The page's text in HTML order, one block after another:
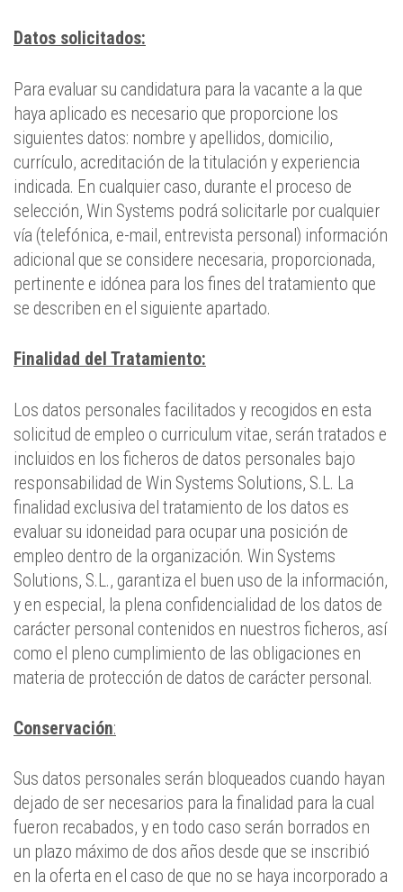
Datos solicitados:
Para evaluar su candidatura para la vacante a la que
haya aplicado es necesario que proporcione los
siguientes datos: nombre y apellidos, domicilio,
currículo, acreditación de la titulación y experiencia
indicada. En cualquier caso, durante el proceso de
selección, Win Systems podrá solicitarle por cualquier
vía (telefónica, e-mail, entrevista personal) información
adicional que se considere necesaria, proporcionada,
pertinente e idónea para los fines del tratamiento que
se describen en el siguiente apartado.
Finalidad del Tratamiento:
Los datos personales facilitados y recogidos en esta
solicitud de empleo o curriculum vitae, serán tratados e
incluidos en los ficheros de datos personales bajo
responsabilidad de Win Systems Solutions, S.L. La
finalidad exclusiva del tratamiento de los datos es
evaluar su idoneidad para ocupar una posición de
empleo dentro de la organización. Win Systems
Solutions, S.L., garantiza el buen uso de la información,
y en especial, la plena confidencialidad de los datos de
carácter personal contenidos en nuestros ficheros, así
como el pleno cumplimiento de las obligaciones en
materia de protección de datos de carácter personal.
Conservación:
Sus datos personales serán bloqueados cuando hayan
dejado de ser necesarios para la finalidad para la cual
fueron recabados, y en todo caso serán borrados en
un plazo máximo de dos años desde que se inscribió
en la oferta en el caso de que no se haya incorporado a